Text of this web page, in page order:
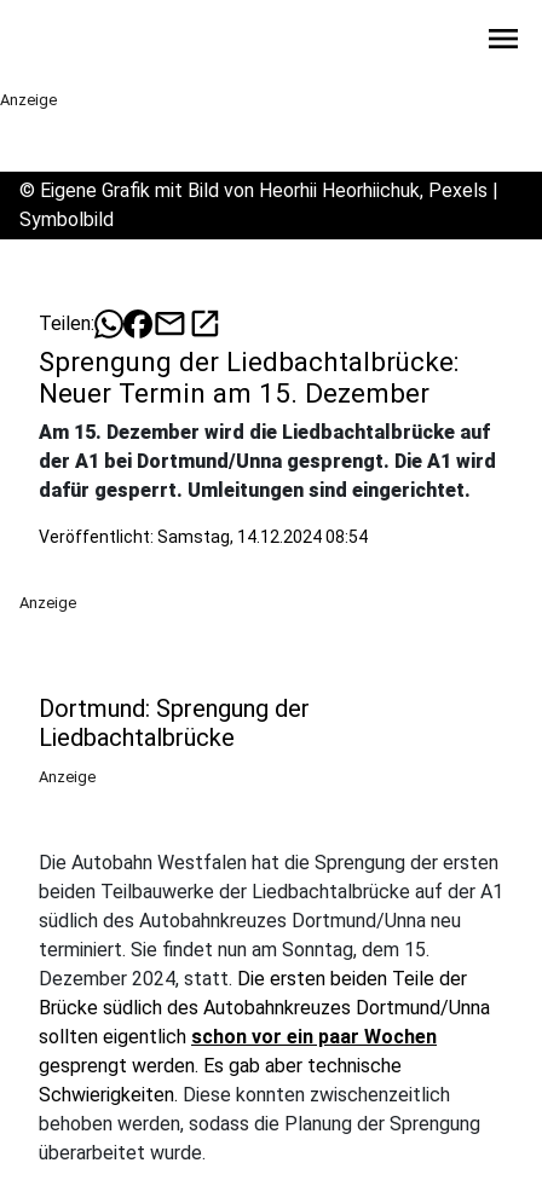
menu
Anzeige
© Eigene Grafik mit Bild von Heorhii Heorhiichuk, Pexels |
Symbolbild
Teilen: mailopen_in_new
Sprengung der Liedbachtalbrücke:
Neuer Termin am 15. Dezember
Am 15. Dezember wird die Liedbachtalbrücke auf
der A1 bei Dortmund/Unna gesprengt. Die A1 wird
dafür gesperrt. Umleitungen sind eingerichtet.
Veröffentlicht: Samstag, 14.12.2024 08:54
Anzeige
Dortmund: Sprengung der
Liedbachtalbrücke
Anzeige
Die Autobahn Westfalen hat die Sprengung der ersten
beiden Teilbauwerke der Liedbachtalbrücke auf der A1
südlich des Autobahnkreuzes Dortmund/Unna neu
terminiert. Sie findet nun am Sonntag, dem 15.
Dezember 2024, statt. Die ersten beiden Teile der
Brücke südlich des Autobahnkreuzes Dortmund/Unna
sollten eigentlich schon vor ein paar Wochen
gesprengt werden. Es gab aber technische
Schwierigkeiten. Diese konnten zwischenzeitlich
behoben werden, sodass die Planung der Sprengung
überarbeitet wurde.